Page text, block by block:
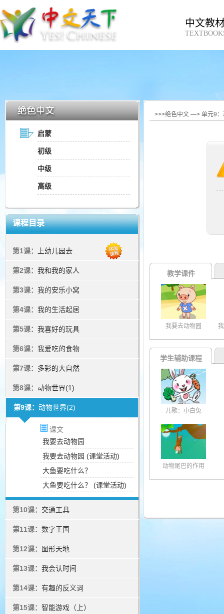
中文教
启蒙
初级
中级
高级
课程目录
第1课： 上幼儿园去
第2课： 我和我的家人
第3课： 我的安乐小窝
第4课： 我的生活起居
第5课： 我喜好的玩具
第6课： 我爱吃的食物
第7课： 多彩的大自然
第8课： 动物世界(1)
第9课： 动物世界(2)
课文
我要去动物园
我要去动物园 (课堂活动)
大鱼要吃什么？
大鱼要吃什么？ (课堂活动)
第10课： 交通工具
第11课： 数字王国
第12课： 图形天地
第13课： 我会认时间
第14课： 有趣的反义词
第15课： 智能游戏（上）
>>>绝色中文 —> 单元9
教学课件
我要去动物园
学生辅助课程
儿歌：小白兔
动物尾巴的作用